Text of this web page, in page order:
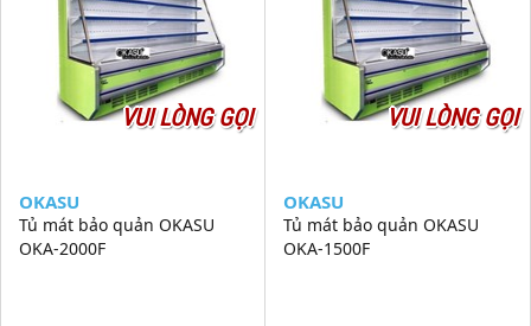
VUI LÒNG GỌI
OKASU
Tủ mát bảo quản OKASU
OKA-2000F
VUI LÒNG GỌI
OKASU
Tủ mát bảo quản OKASU
OKA-1500F